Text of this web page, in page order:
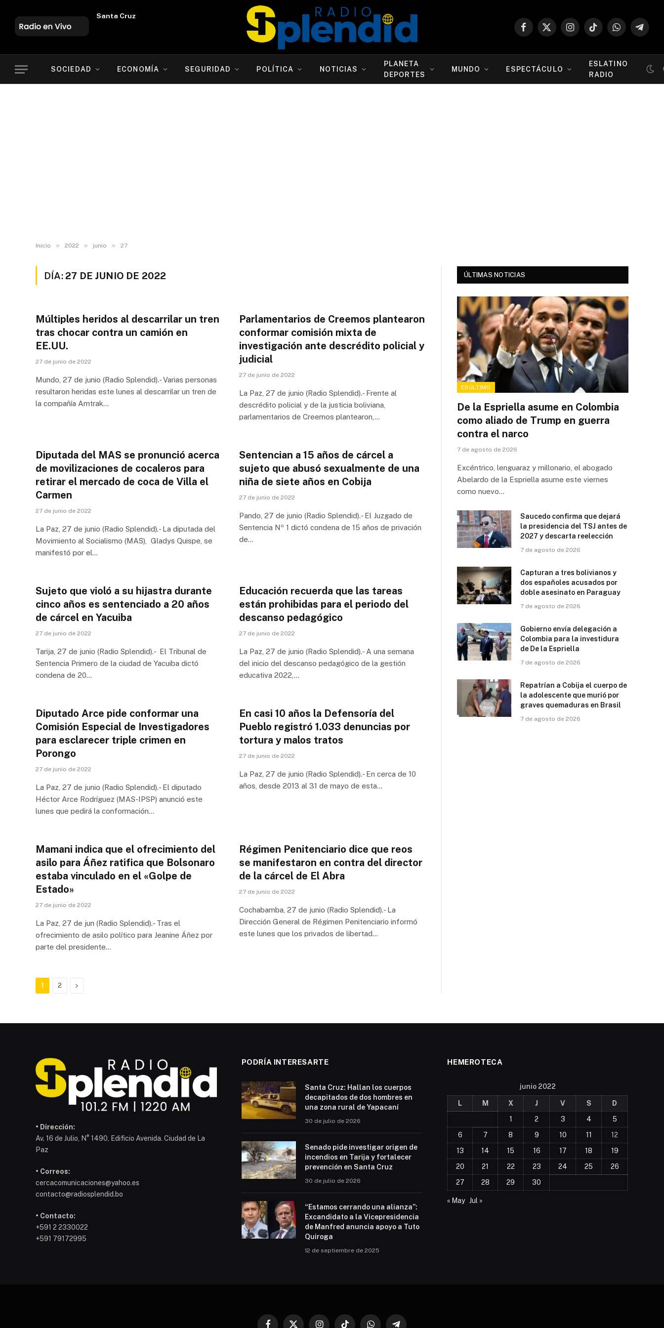
Oruro
Facebook
X
InstagramTikTokWhatsApp
SOCIEDAD ECONOMÍA SEGURIDAD POLÍTICA NOTICIAS
PLANETA
DEPORTES
MUNDO ESPECTÁCULO
ESLATINO
RADIO
Inicio » 2022 » junio » 27
DÍA: 27 DE JUNIO DE 2022
Múltiples heridos al descarrilar un tren
tras chocar contra un camión en
EE.UU.
27 de junio de 2022
Mundo, 27 de junio (Radio Splendid).- Varias personas
resultaron heridas este lunes al descarrilar un tren de
la compañía Amtrak…
Parlamentarios de Creemos plantearon
conformar comisión mixta de
investigación ante descrédito policial y
judicial
27 de junio de 2022
La Paz, 27 de junio (Radio Splendid).- Frente al
descrédito policial y de la justicia boliviana,
parlamentarios de Creemos plantearon,…
Diputada del MAS se pronunció acerca
de movilizaciones de cocaleros para
retirar el mercado de coca de Villa el
Carmen
27 de junio de 2022
La Paz, 27 de junio (Radio Splendid).- La diputada del
Movimiento al Socialismo (MAS), Gladys Quispe, se
manifestó por el…
Sentencian a 15 años de cárcel a
sujeto que abusó sexualmente de una
niña de siete años en Cobija
27 de junio de 2022
Pando, 27 de junio (Radio Splendid).- El Juzgado de
Sentencia Nº 1 dictó condena de 15 años de privación
de…
Sujeto que violó a su hijastra durante
cinco años es sentenciado a 20 años
de cárcel en Yacuiba
27 de junio de 2022
Tarija, 27 de junio (Radio Splendid).- El Tribunal de
Sentencia Primero de la ciudad de Yacuiba dictó
condena de 20…
Educación recuerda que las tareas
están prohibidas para el periodo del
descanso pedagógico
27 de junio de 2022
La Paz, 27 de junio (Radio Splendid).- A una semana
del inicio del descanso pedagógico de la gestión
educativa 2022,…
Diputado Arce pide conformar una
Comisión Especial de Investigadores
para esclarecer triple crimen en
Porongo
27 de junio de 2022
La Paz, 27 de junio (Radio Splendid).- El diputado
Héctor Arce Rodríguez (MAS-IPSP) anunció este
lunes que pedirá la conformación…
En casi 10 años la Defensoría del
Pueblo registró 1.033 denuncias por
tortura y malos tratos
27 de junio de 2022
La Paz, 27 de junio (Radio Splendid).- En cerca de 10
años, desde 2013 al 31 de mayo de esta…
Mamani indica que el ofrecimiento del
asilo para Áñez ratifica que Bolsonaro
estaba vinculado en el «Golpe de
Estado»
27 de junio de 2022
La Paz, 27 de jun (Radio Splendid).- Tras el
ofrecimiento de asilo político para Jeanine Áñez por
parte del presidente…
Régimen Penitenciario dice que reos
se manifestaron en contra del director
de la cárcel de El Abra
27 de junio de 2022
Cochabamba, 27 de junio (Radio Splendid).- La
Dirección General de Régimen Penitenciario informó
este lunes que los privados de libertad…
1 2 Next
ÚLTIMAS NOTICIAS
ESÚLTIMO
De la Espriella asume en Colombia
como aliado de Trump en guerra
contra el narco
7 de agosto de 2026
Excéntrico, lenguaraz y millonario, el abogado
Abelardo de la Espriella asume este viernes
como nuevo…
Saucedo confirma que dejará
la presidencia del TSJ antes de
2027 y descarta reelección
7 de agosto de 2026
Capturan a tres bolivianos y
dos españoles acusados por
doble asesinato en Paraguay
7 de agosto de 2026
Gobierno envía delegación a
Colombia para la investidura
de De la Espriella
7 de agosto de 2026
Repatrían a Cobija el cuerpo de
la adolescente que murió por
graves quemaduras en Brasil
7 de agosto de 2026
• Dirección:
Av. 16 de Julio, N° 1490, Edificio Avenida. Ciudad de La
Paz
• Correos:
cercacomunicaciones@yahoo.es
contacto@radiosplendid.bo
• Contacto:
+591 2 2330022
+591 79172995
PODRÍA INTERESARTE
Santa Cruz: Hallan los cuerpos
decapitados de dos hombres en
una zona rural de Yapacaní
30 de julio de 2026
Senado pide investigar origen de
incendios en Tarija y fortalecer
prevención en Santa Cruz
30 de julio de 2026
“Estamos cerrando una alianza”:
Excandidato a la Vicepresidencia
de Manfred anuncia apoyo a Tuto
Quiroga
12 de septiembre de 2025
HEMEROTECA
junio 2022
L M X J V S
D
1
2 3 4
5
6
7 8 9 10 11
12
13
14 15 16 17 18
19
20
21 22 23 24 25
26
27
28 29 30
« May Jul »